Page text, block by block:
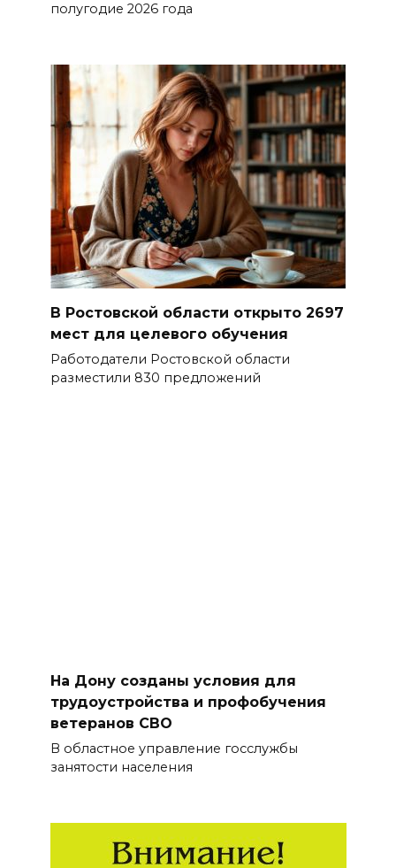
полугодие 2026 года
В Ростовской области открыто 2697
мест для целевого обучения
Работодатели Ростовской области
разместили 830 предложений
На Дону созданы условия для
трудоустройства и профобучения
ветеранов СВО
В областное управление госслужбы
занятости населения